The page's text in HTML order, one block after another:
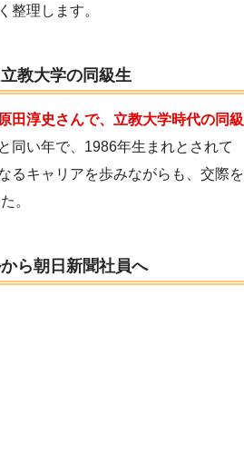
整理します。
教大学の同級生
田淳史さんで、立教大学時代の同級
同い年で、1986年生まれとされて
るキャリアを歩みながらも、交際を
。
ら朝日新聞社員へ